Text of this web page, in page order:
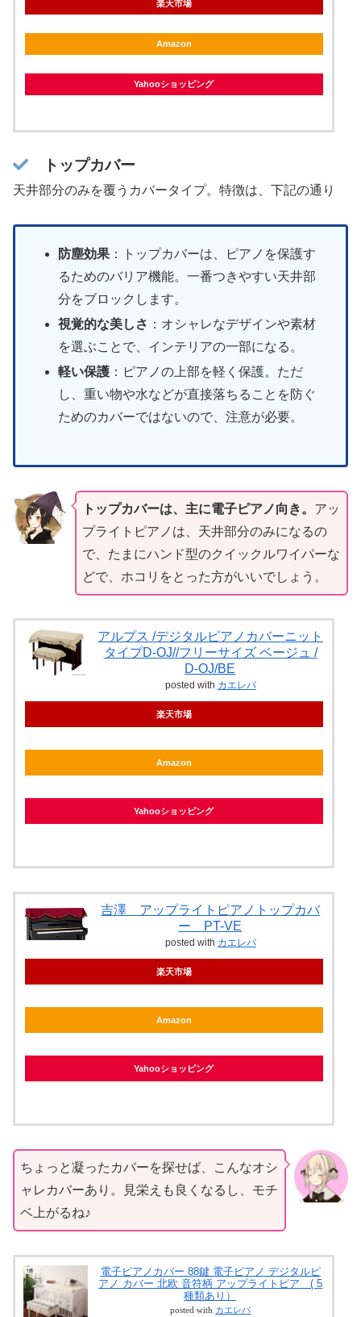
楽天市場
Amazon
Yahooショッピング
トップカバー
天井部分のみを覆うカバータイプ。特徴は、下記の通り
防塵効果 ：トップカバーは、ピアノを保護す
るためのバリア機能。一番つきやすい天井部
分をブロックします。
視覚的な美しさ ：オシャレなデザインや素材
を選ぶことで、インテリアの一部になる。
軽い保護 ：ピアノの上部を軽く保護。ただ
し、重い物や水などが直接落ちることを防ぐ
ためのカバーではないので、注意が必要。
トップカバーは、主に電子ピアノ向き。 アッ
プライトピアノは、天井部分のみになるの
で、たまにハンド型のクイックルワイパーな
どで、ホコリをとった方がいいでしょう。
アルプス /デジタルピアノカバーニット
タイプD-OJ//フリーサイズ ベージュ /
D-OJ/BE
posted with カエレバ
楽天市場
Amazon
Yahooショッピング
吉澤 アップライトピアノトップカバ
ー PT-VE
posted with カエレバ
楽天市場
Amazon
Yahooショッピング
ちょっと凝ったカバーを探せば、こんなオシ
ャレカバーあり。見栄えも良くなるし、モチ
ベ上がるね♪
電子ピアノカバー 88鍵 電子ピアノ デジタルピ
アノ カバー 北欧 音符柄 アップライトピア ( 5
種類あり）
posted with カエレバ